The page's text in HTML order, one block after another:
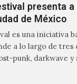
presenta a
de México
es una iniciativa
a lo largo de tres
punk, darkwave